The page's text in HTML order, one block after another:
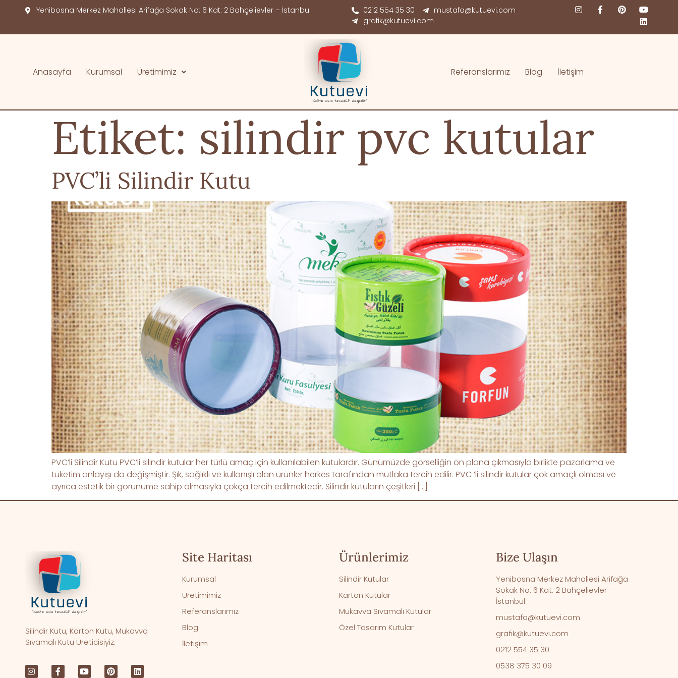
Yenibosna Merkez Mahallesi Arifağa Sokak No: 6 Kat: 2 Bahçelievler – İstanbul 0212 554 35 30
mustafa@kutuevi.com
grafik@kutuevi.com
Anasayfa Kurumsal Üretimimiz Referanslarımız Blog İletişim
Etiket: silindir pvc kutular
PVC’li Silindir Kutu
PVC’li Silindir Kutu PVC’li silindir kutular her türlü amaç için kullanılabilen kutulardır. Günümüzde görselliğin ön plana çıkmasıyla birlikte pazarlama ve
tüketim anlayışı da değişmiştir. Şık, sağlıklı ve kullanışlı olan ürünler herkes tarafından mutlaka tercih edilir. PVC ‘li silindir kutular çok amaçlı olması ve
ayrıca estetik bir görünüme sahip olmasıyla çokça tercih edilmektedir. Silindir kutuların çeşitleri […]
Silindir Kutu, Karton Kutu, Mukavva
Sıvamalı Kutu Üreticisiyiz.
Site Haritası
Kurumsal
Üretimimiz
Referanslarımız
Blog
İletişim
Ürünlerimiz
Silindir Kutular
Karton Kutular
Mukavva Sıvamalı Kutular
Özel Tasarım Kutular
Bize Ulaşın
Yenibosna Merkez Mahallesi Arifağa
Sokak No: 6 Kat: 2 Bahçelievler –
İstanbul
mustafa@kutuevi.com
grafik@kutuevi.com
0212 554 35 30
0538 375 30 09